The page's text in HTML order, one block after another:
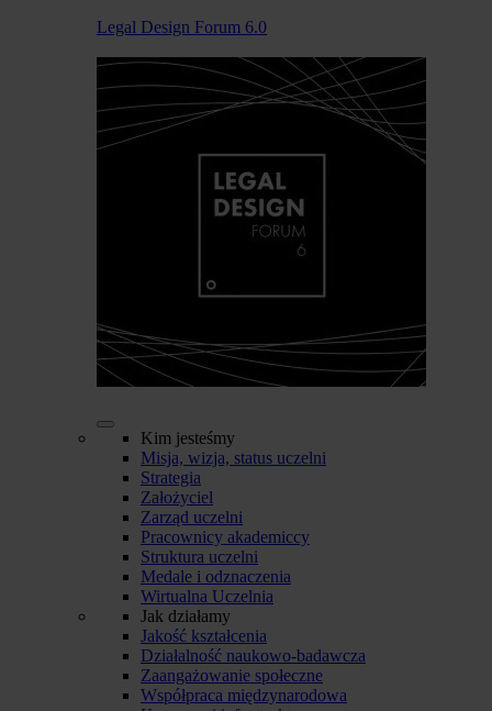
Legal Design Forum 6.0
Kim jesteśmy
Misja, wizja, status uczelni
Strategia
Założyciel
Zarząd uczelni
Pracownicy akademiccy
Struktura uczelni
Medale i odznaczenia
Wirtualna Uczelnia
Jak działamy
Jakość kształcenia
Działalność naukowo-badawcza
Zaangażowanie społeczne
Współpraca międzynarodowa